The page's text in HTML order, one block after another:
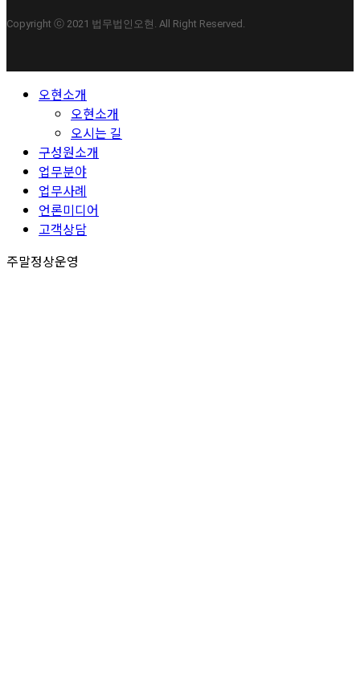
Copyright ⓒ 2021 법무법인오현. All Right Reserved.
Close 오현소개
오현소개
오시는 길
구성원소개
업무분야
업무사례
언론미디어
고객상담
주말정상운영